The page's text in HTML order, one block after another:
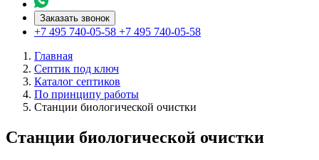
Заказать звонок
+7 495 740-05-58 +7 495 740-05-58
Главная
Септик под ключ
Каталог септиков
По принципу работы
Станции биологической очистки
Станции биологической очистки